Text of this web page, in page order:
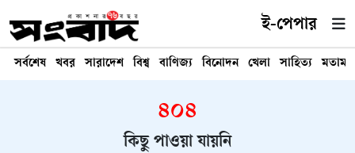
ই-পেপার
সর্বশেষ খবর সারাদেশ বিশ্ব বাণিজ্য বিনোদন খেলা সাহিত্য মতামত
৪০৪
কিছু পাওয়া যায়নি